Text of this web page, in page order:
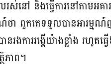
និងធ្វើការនៅតាមអគារ
ពួកគេទទួលបានអារម្មណ៍ញ័
ងការរង្គើយ៉ាងខ្លាំង រហូត
ភាព។